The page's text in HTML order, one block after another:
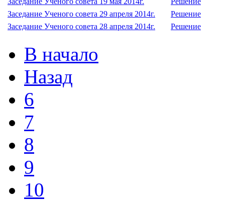
Заседание Ученого совета 29 апреля 2014г.
Решение
Заседание Ученого совета 28 апреля 2014г.
Решение
В начало
Назад
6
7
8
9
10